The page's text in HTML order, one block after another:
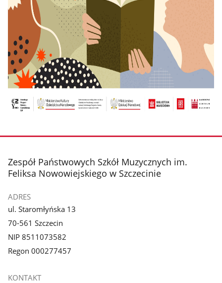
stopka
Zespół Państwowych Szkół Muzycznych im.
Feliksa Nowowiejskiego w Szczecinie
ADRES
ul. Staromłyńska 13
70-561 Szczecin
NIP 8511073582
Regon 000277457
KONTAKT